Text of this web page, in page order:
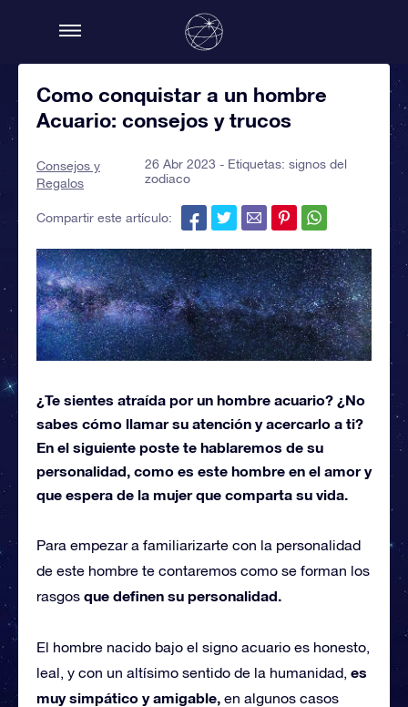
Como conquistar a un hombre
Acuario: consejos y trucos
Consejos y
Regalos
26 Abr 2023 - Etiquetas: signos del
zodiaco
Compartir este artículo:
¿Te sientes atraída por un hombre acuario? ¿No
sabes cómo llamar su atención y acercarlo a ti?
En el siguiente poste te hablaremos de su
personalidad, como es este hombre en el amor y
que espera de la mujer que comparta su vida.
Para empezar a familiarizarte con la personalidad
de este hombre te contaremos como se forman los
rasgos que definen su personalidad.
El hombre nacido bajo el signo acuario es honesto,
leal, y con un altísimo sentido de la humanidad, es
muy simpático y amigable, en algunos casos